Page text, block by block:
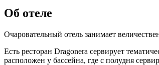
Об отеле
Очаровательный отель занимает
Есть ресторан Dragonera сервирует
расположен у бассейна, где с полудня